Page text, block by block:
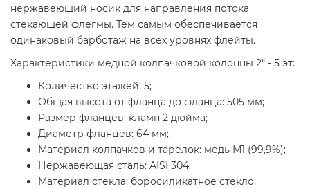
нержавеющий носик для направления потока
стекающей флегмы. Тем самым обеспечивается
одинаковый барботаж на всех уровнях флейты.
Характеристики медной колпачковой колонны 2" - 5 эт:
Количество этажей: 5;
Общая высота от фланца до фланца: 505 мм;
Размер фланцев: кламп 2 дюйма;
Диаметр фланцев: 64 мм;
Материал колпачков и тарелок: медь М1 (99,9%);
Нержавеющая сталь: AISI 304;
Материал стекла: боросиликатное стекло;